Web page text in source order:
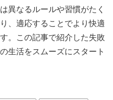
異なるルールや習慣がたく
、適応することでより快適
。この記事で紹介した失敗
生活をスムーズにスタート